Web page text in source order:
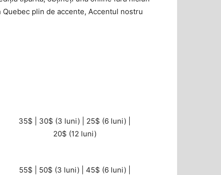
plin de accente, Accentul nostru
35$ | 30$ (3 luni) | 25$ (6 luni) |
20$ (12 luni)
55$ | 50$ (3 luni) | 45$ (6 luni) |